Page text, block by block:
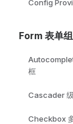
Config
Form 表单
框
Cascader
Checkbox